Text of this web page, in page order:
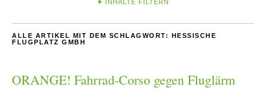
INHALTE FILTERN
ALLE ARTIKEL MIT DEM SCHLAGWORT: HESSISCHE
FLUGPLATZ GMBH
ORANGE! Fahrrad-Corso gegen Fluglärm